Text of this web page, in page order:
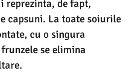
reprezinta, de fapt,
capsuni. La toate soiurile
cu o singura
se elimina